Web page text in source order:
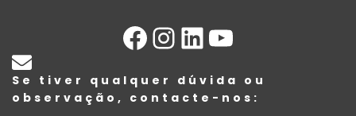
Se tiver qualquer dúvida ou
observação, contacte-nos: